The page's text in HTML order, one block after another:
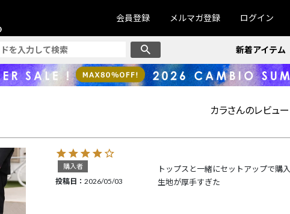
会員登録 メルマガ登録 ログイン
新着アイテム
カラさんのレビュー
購入者
投稿日 2026/05/03
トップスと一緒にセットアップで購入
生地が厚手すぎた